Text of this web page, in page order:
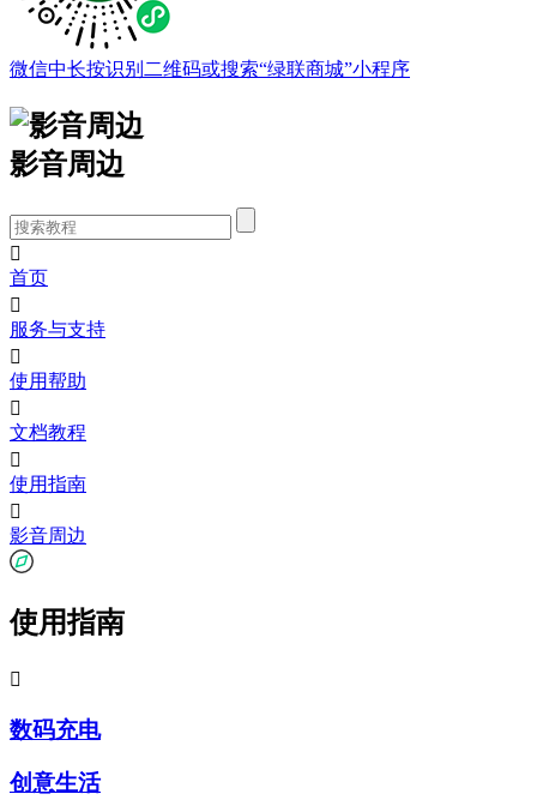
微信中长按识别二维码或搜索“绿联商城”小程序
影音周边

首页

服务与支持

使用帮助

文档教程

使用指南

影音周边
使用指南

数码充电
创意生活